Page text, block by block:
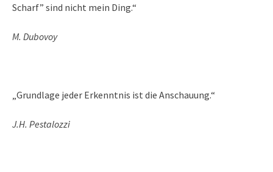
Scharf” sind nicht mein Ding.“
M. Dubovoy
„Grundlage jeder Erkenntnis ist die Anschauung.“
J.H. Pestalozzi